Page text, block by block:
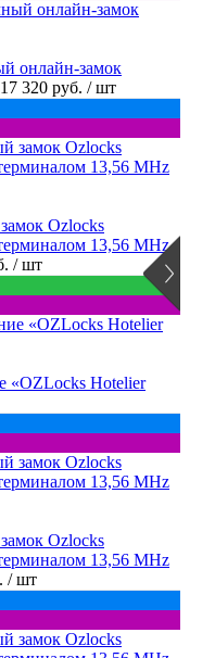
онлайн-замок
17 320 руб. / шт
Ozlocks
13,56 MHz
/ шт
«OZLocks Hotelier
Ozlocks
13,56 MHz
/ шт